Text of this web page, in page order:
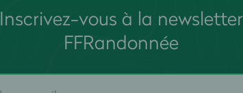
Inscrivez-vous à la newsletter
FFRandonnée